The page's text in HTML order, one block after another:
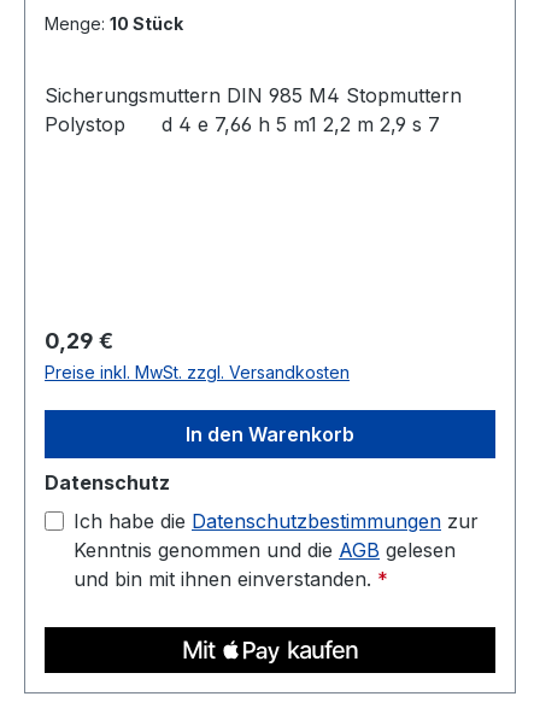
Menge: 10 Stück
Sicherungsmuttern DIN 985 M4 Stopmuttern
Polystop d 4 e 7,66 h 5 m1 2,2 m 2,9 s 7
Regulärer Preis:
0,29 €
Preise inkl. MwSt. zzgl. Versandkosten
In den Warenkorb
Datenschutz
Ich habe die Datenschutzbestimmungen zur
Kenntnis genommen und die AGB gelesen
und bin mit ihnen einverstanden. *